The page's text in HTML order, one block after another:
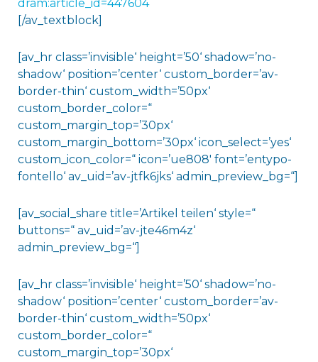
dram:article_id=447604
[/av_textblock]
[av_hr class=’invisible‘ height=’50‘ shadow=’no-
shadow‘ position=’center‘ custom_border=’av-
border-thin‘ custom_width=’50px‘
custom_border_color=“
custom_margin_top=’30px‘
custom_margin_bottom=’30px‘ icon_select=’yes‘
custom_icon_color=“ icon=’ue808′ font=’entypo-
fontello‘ av_uid=’av-jtfk6jks‘ admin_preview_bg=“]
[av_social_share title=’Artikel teilen‘ style=“
buttons=“ av_uid=’av-jte46m4z‘
admin_preview_bg=“]
[av_hr class=’invisible‘ height=’50‘ shadow=’no-
shadow‘ position=’center‘ custom_border=’av-
border-thin‘ custom_width=’50px‘
custom_border_color=“
custom_margin_top=’30px‘